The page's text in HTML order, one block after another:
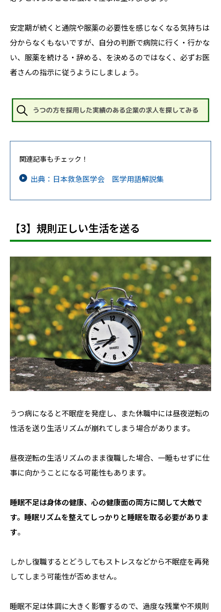
安定期が続くと通院や服薬の必要性を感じなくなる気持ちは
分からなくもないですが、自分の判断で病院に行く・行かな
い、服薬を続ける・辞める、を決めるのではなく、必ずお医
者さんの指示に従うようにしましょう。
関連記事もチェック！
出典：日本救急医学会 医学用語解説集
【3】規則正しい生活を送る
うつ病になると不眠症を発症し、また休職中には昼夜逆転の
性活を送り生活リズムが崩れてしまう場合があります。
昼夜逆転の生活リズムのまま復職した場合、一睡もせずに仕
事に向かうことになる可能性もあります。
睡眠不足は身体の健康、心の健康面の両方に関して大敵で
す。睡眠リズムを整えてしっかりと睡眠を取る必要がありま
す。
しかし復職するとどうしてもストレスなどから不眠症を再発
してしまう可能性が否めません。
睡眠不足は体調に大きく影響するので、過度な残業や不規則